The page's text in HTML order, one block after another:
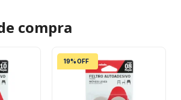
compra
19% OFF